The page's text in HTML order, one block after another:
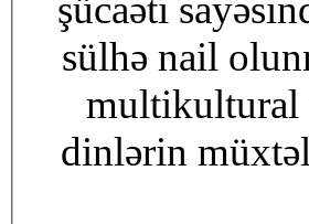
şücaəti
sülhə nail
multikultural
dinlərin